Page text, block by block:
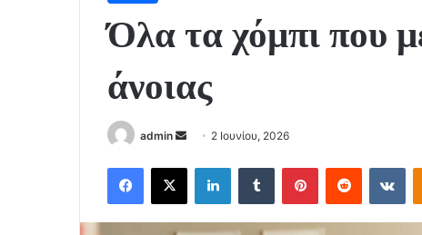
Όλα τα χόμπι που
άνοιας
admin
Send
email
2 Ιουνίου, 2026
Facebook
X LinkedInTumblr PinterestReddit